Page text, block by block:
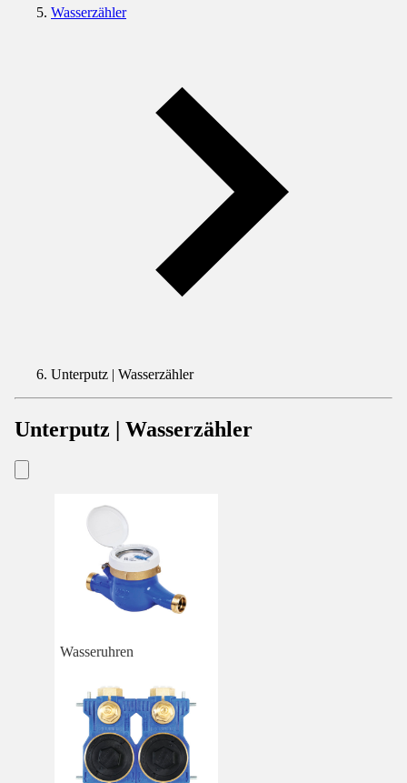
Wasserzähler
Unterputz | Wasserzähler
Unterputz | Wasserzähler
Wasseruhren